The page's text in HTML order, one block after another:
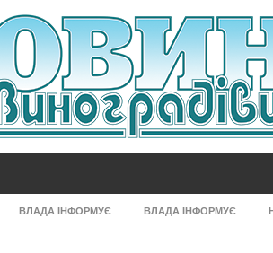
ВЛАДА ІНФОРМУЄ ВЛАДА ІНФОРМУЄ